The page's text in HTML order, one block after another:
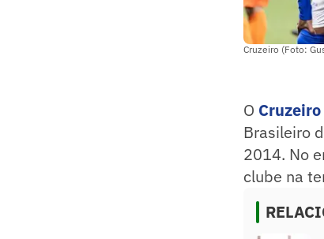
Cruzeiro (Foto:
O Cruzeiro
Brasileiro
2014. No
clube na